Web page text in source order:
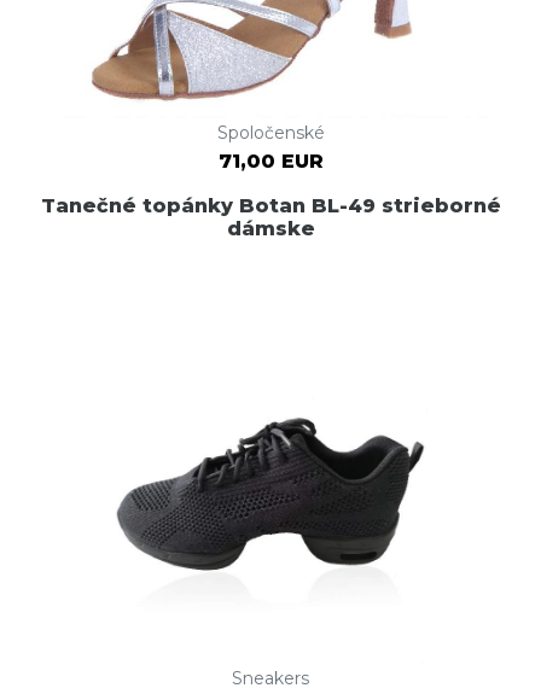
Spoločenské
71,00 EUR
Tanečné topánky Botan BL-49 strieborné
dámske
Sneakers